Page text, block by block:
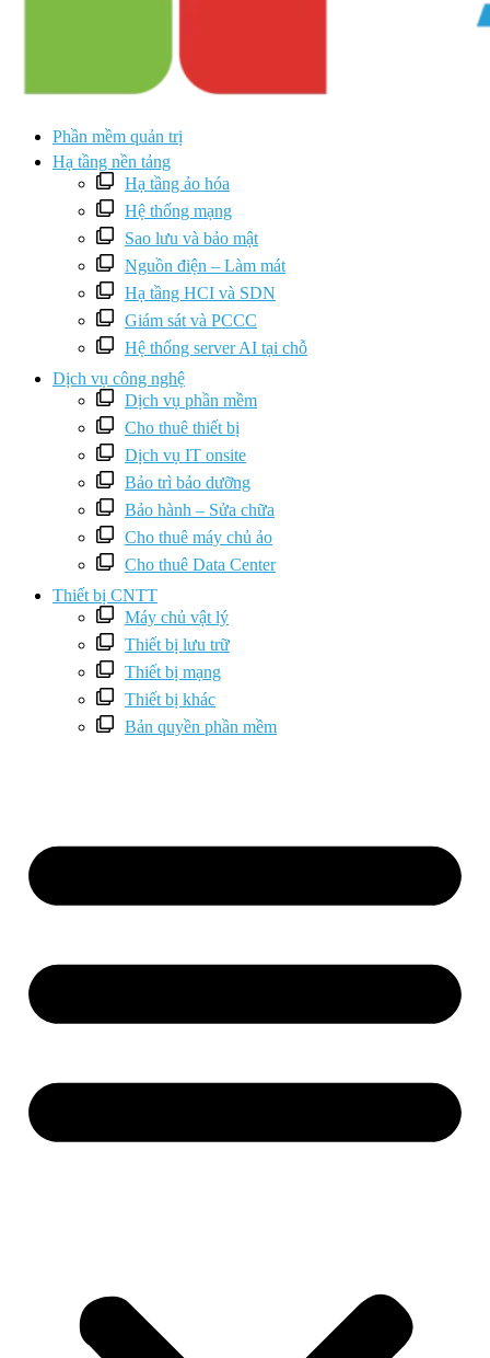
Phần mềm quản trị
Hạ tầng nền tảng
Hạ tầng ảo hóa
Hệ thống mạng
Sao lưu và bảo mật
Nguồn điện – Làm mát
Hạ tầng HCI và SDN
Giám sát và PCCC
Hệ thống server AI tại chỗ
Dịch vụ công nghệ
Dịch vụ phần mềm
Cho thuê thiết bị
Dịch vụ IT onsite
Bảo trì bảo dưỡng
Bảo hành – Sửa chữa
Cho thuê máy chủ ảo
Cho thuê Data Center
Thiết bị CNTT
Máy chủ vật lý
Thiết bị lưu trữ
Thiết bị mạng
Thiết bị khác
Bản quyền phần mềm